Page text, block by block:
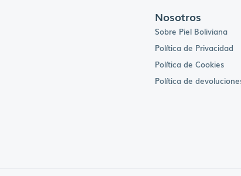
Nosotros
Sobre Piel Boliviana
Política de Privacidad
Política de Cookies
Política de